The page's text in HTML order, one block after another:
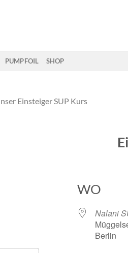
PUMPFOIL SHOP
Einsteiger SUP Kurs
WO
Nalani
Berlin